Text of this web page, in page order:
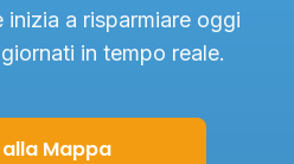
inizia a risparmiare oggi
in tempo reale.
Mappa